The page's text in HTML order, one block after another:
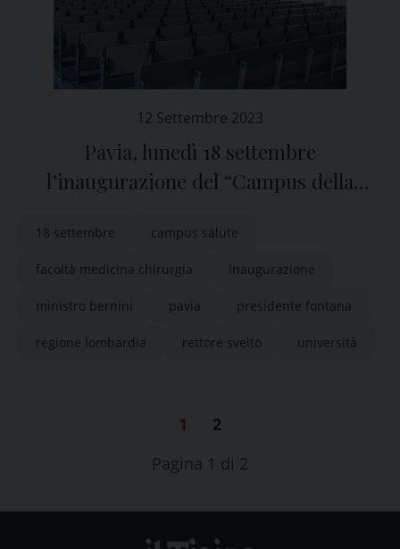
12 Settembre 2023
Pavia, lunedì 18 settembre
l’inaugurazione del “Campus della
18 settembre campus salute
facoltà medicina chirurgia inaugurazione
ministro bernini pavia presidente fontana
regione lombardia rettore svelto università
1
2
Pagina 1 di 2